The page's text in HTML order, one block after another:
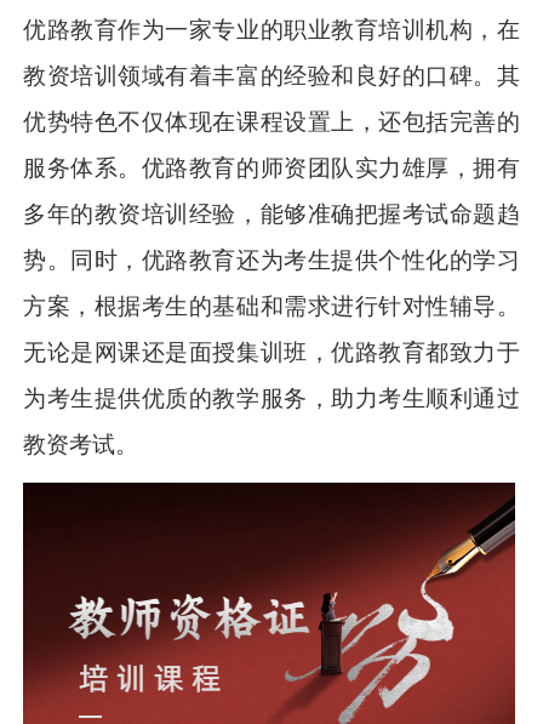
优路教育作为一家专业的职业教育培训机构，在
教资培训领域有着丰富的经验和良好的口碑。其
优势特色不仅体现在课程设置上，还包括完善的
服务体系。优路教育的师资团队实力雄厚，拥有
多年的教资培训经验，能够准确把握考试命题趋
势。同时，优路教育还为考生提供个性化的学习
方案，根据考生的基础和需求进行针对性辅导。
无论是网课还是面授集训班，优路教育都致力于
为考生提供优质的教学服务，助力考生顺利通过
教资考试。